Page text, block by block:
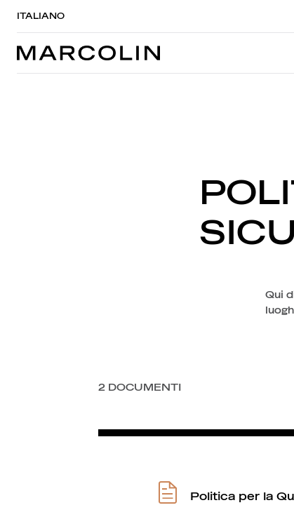
ITALIANO
Qui
2 DOCUMENTI
Politica per la